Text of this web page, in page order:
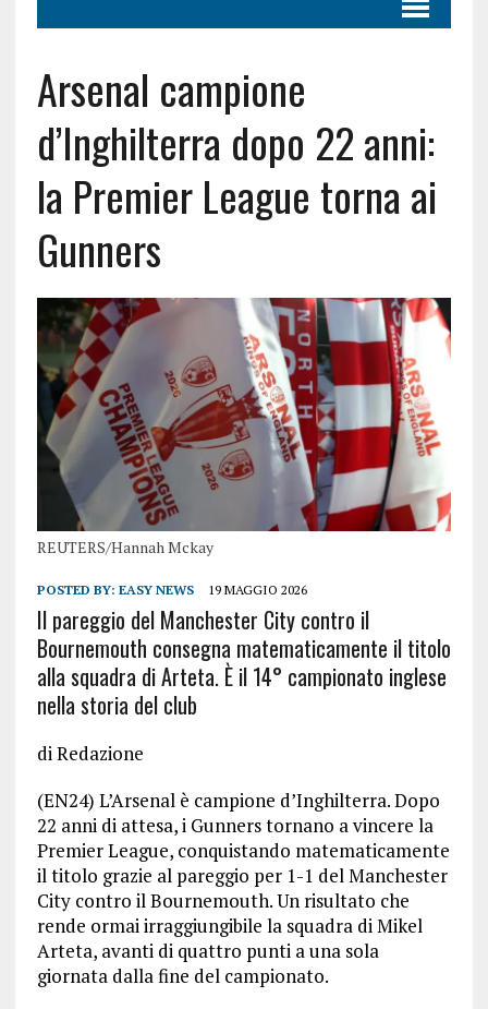
Arsenal campione
d’Inghilterra dopo 22 anni:
la Premier League torna ai
Gunners
REUTERS/Hannah Mckay
POSTED BY: EASY NEWS 19 MAGGIO 2026
Il pareggio del Manchester City contro il
Bournemouth consegna matematicamente il titolo
alla squadra di Arteta. È il 14° campionato inglese
nella storia del club
di Redazione
(EN24) L’Arsenal è campione d’Inghilterra. Dopo
22 anni di attesa, i Gunners tornano a vincere la
Premier League, conquistando matematicamente
il titolo grazie al pareggio per 1-1 del Manchester
City contro il Bournemouth. Un risultato che
rende ormai irraggiungibile la squadra di Mikel
Arteta, avanti di quattro punti a una sola
giornata dalla fine del campionato.